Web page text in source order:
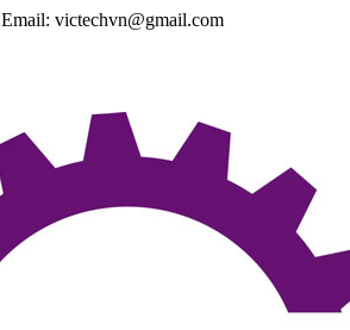
Email: victechvn@gmail.com